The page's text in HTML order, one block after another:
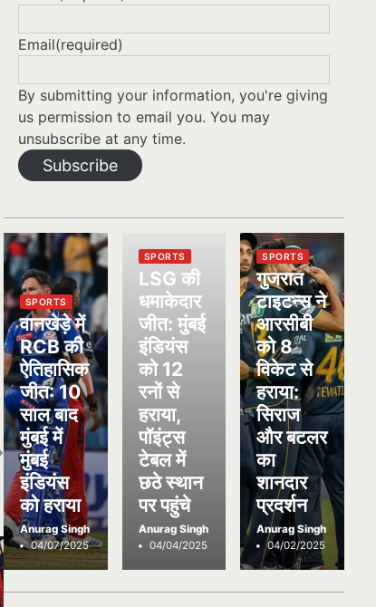
Email(required)
By submitting your information, you're giving
us permission to email you. You may
unsubscribe at any time.
Subscribe
SPORTS
वानखेड़े में
RCB की
ऐतिहासिक
जीत: 10
साल बाद
मुंबई में
मुंबई
इंडियंस
को हराया
Anurag Singh
04/07/2025
SPORTS
LSG की
धमाकेदार
जीत: मुंबई
इंडियंस
को 12
रनों से
हराया,
पॉइंट्स
टेबल में
छठे स्थान
पर पहुंचे
Anurag Singh
04/04/2025
SPORTS
गुजरात
टाइटन्स ने
आरसीबी
को 8
विकेट से
हराया:
सिराज
और बटलर
का
शानदार
प्रदर्शन
Anurag Singh
04/02/2025